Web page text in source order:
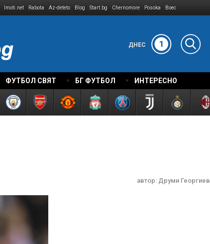
Imoti.net Rabota Az-deteto Blog Start.bg Chernomore Posoka Boec
ДНЕС 1
ФУТБОЛ СВЯТ БГ ФУТБОЛ ИНТЕРЕСНО
автор: Друми Георгиев